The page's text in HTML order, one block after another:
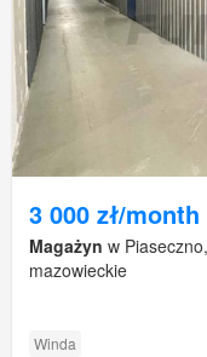
3 000 zł/month
Magażyn w
mazowieckie
Winda